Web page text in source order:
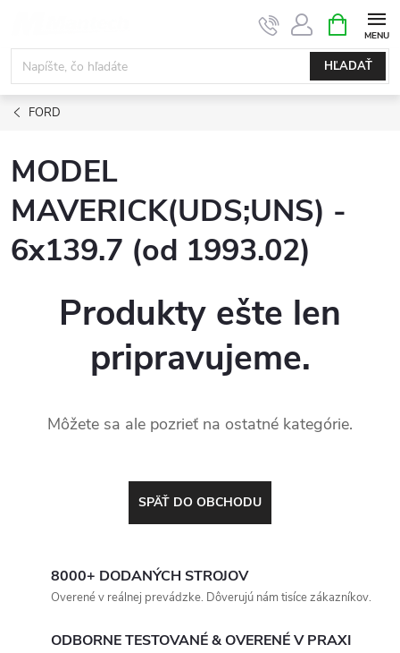
obsah
HĽADAŤ
KOŠÍK
FORD
MODEL
MAVERICK(UDS;UNS) -
6x139.7 (od 1993.02)
Produkty ešte len
pripravujeme.
Môžete sa ale pozrieť na ostatné kategórie.
SPÄŤ DO OBCHODU
8000+ DODANÝCH STROJOV
Overené v reálnej prevádzke. Dôverujú nám tisíce zákazníkov.
ODBORNE TESTOVANÉ & OVERENÉ V PRAXI